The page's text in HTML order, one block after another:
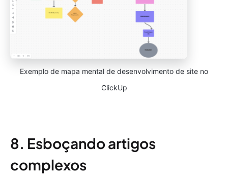
Exemplo de mapa mental de desenvolvimento de site no
ClickUp
8. Esboçando artigos
complexos